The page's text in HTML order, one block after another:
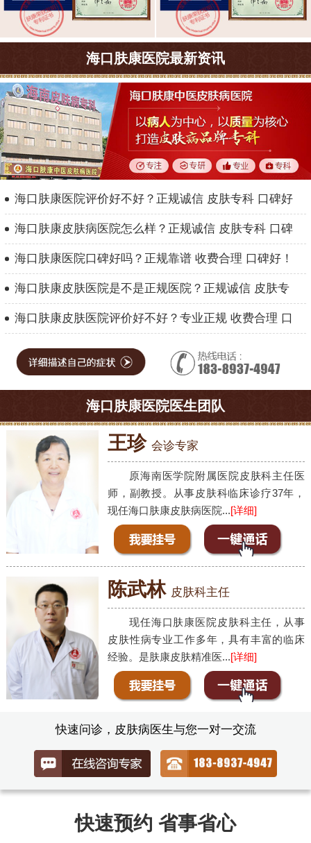
海口肤康医院最新资讯
海口肤康医院评价好不好？正规诚信 皮肤专科 口碑好
海口肤康皮肤病医院怎么样？正规诚信 皮肤专科 口碑
海口肤康医院口碑好吗？正规靠谱 收费合理 口碑好！
海口肤康皮肤医院是不是正规医院？正规诚信 皮肤专
海口肤康皮肤医院评价好不好？专业正规 收费合理 口
海口肤康医院医生团队
王珍 会诊专家
原海南医学院附属医院皮肤科主任医
师，副教授。从事皮肤科临床诊疗37年，
现任海口肤康皮肤病医院...[详细]
陈武林 皮肤科主任
现任海口肤康医院皮肤科主任，从事
皮肤性病专业工作多年，具有丰富的临床
经验。是肤康皮肤精准医...[详细]
快速问诊，皮肤病医生与您一对一交流
快速预约 省事省心